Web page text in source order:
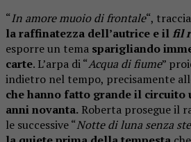
“In amore muoio di frontale“,
la raffinatezza dell’autrice e ilfil
esporre un tema sparigliando
carte. L’arpa di “Acqua di fiume”
indietro nel tempo, precisamente
che hanno fatto grande il
anni novanta. Roberta prosegue il
le successive “Notte di luna senza